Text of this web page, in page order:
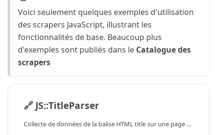
Voici seulement quelques exemples d'utilisation
des scrapers JavaScript, illustrant les
fonctionnalités de base. Beaucoup plus
d'exemples sont publiés dans le Catalogue des
scrapers
🔗 JS::TitleParser
Collecte de données de la balise HTML title sur une page arbitraire